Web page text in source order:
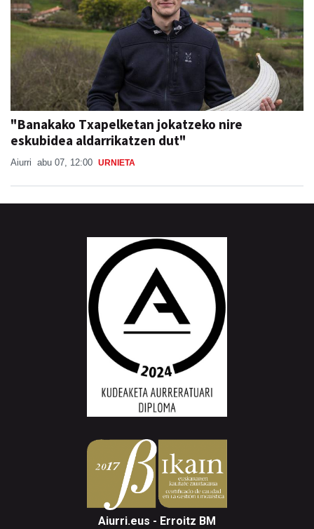
"Banakako Txapelketan jokatzeko nire
eskubidea aldarrikatzen dut"
Aiurri abu 07, 12:00 URNIETA
Aiurri.eus - Erroitz BM